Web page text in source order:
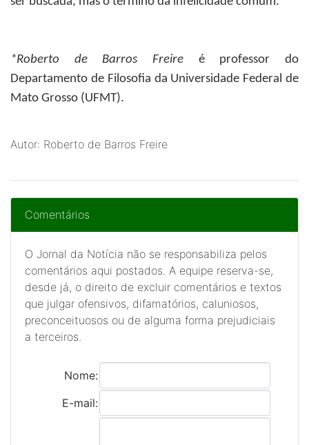
*Roberto de Barros Freire é professor do
Departamento de Filosofia da Universidade Federal de
Mato Grosso (UFMT).
Autor: Roberto de Barros Freire
Comentários
O Jornal da Notícia não se responsabiliza pelos
comentários aqui postados. A equipe reserva-se,
desde já, o direito de excluir comentários e textos
que julgar ofensivos, difamatórios, caluniosos,
preconceituosos ou de alguma forma prejudiciais
a terceiros.
Nome:
E-mail: